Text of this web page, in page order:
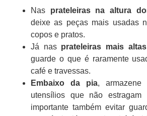
Nas prateleiras na altura
deixe as peças mais usadas
copos e pratos.
Já nas prateleiras mais
guarde o que é raramente
café e travessas.
Embaixo da pia, armazene
utensílios que não estragam
importante também evitar